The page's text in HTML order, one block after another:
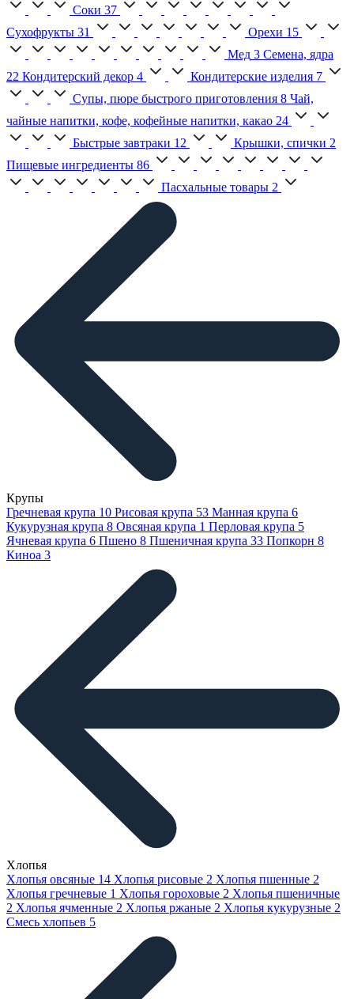
Соки 37
Сухофрукты 31 Орехи 15
Мед 3 Семена, ядра
22 Кондитерский декор 4 Кондитерские изделия 7
Супы, пюре быстрого приготовления 8 Чай,
чайные напитки, кофе, кофейные напитки, какао 24
Быстрые завтраки 12 Крышки, спички 2
Пищевые ингредиенты 86
Пасхальные товары 2
Крупы
Гречневая крупа 10 Рисовая крупа 53 Манная крупа 6
Кукурузная крупа 8 Овсяная крупа 1 Перловая крупа 5
Ячневая крупа 6 Пшено 8 Пшеничная крупа 33 Попкорн 8
Киноа 3
Хлопья
Хлопья овсяные 14 Хлопья рисовые 2 Хлопья пшенные 2
Хлопья гречневые 1 Хлопья гороховые 2 Хлопья пшеничные
2 Хлопья ячменные 2 Хлопья ржаные 2 Хлопья кукурузные 2
Смесь хлопьев 5